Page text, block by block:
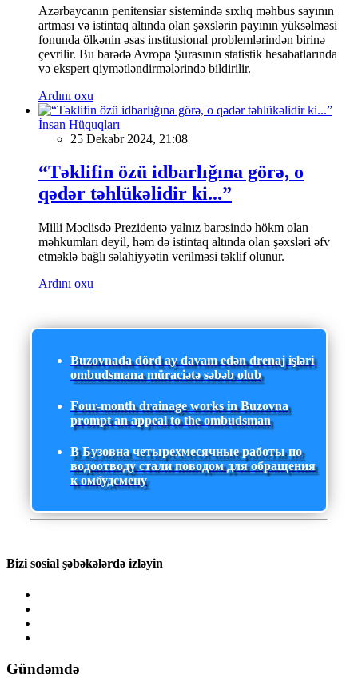
Azərbaycanın penitensiar sistemində sıxlıq məhbus sayının
artması və istintaq altında olan şəxslərin payının yüksəlməsi
fonunda ölkənin əsas institusional problemlərindən birinə
çevrilir. Bu barədə Avropa Şurasının statistik hesabatlarında
və ekspert qiymətləndirmələrində bildirilir.
Ardını oxu
İnsan Hüquqları
25 Dekabr 2024, 21:08
“Təklifin özü idbarlığına görə, o
qədər təhlükəlidir ki...”
Milli Məclisdə Prezidentə yalnız barəsində hökm olan
məhkumları deyil, həm də istintaq altında olan şəxsləri əfv
etməklə bağlı səlahiyyətin verilməsi təklif olunur.
Ardını oxu
Buzovnada dörd ay davam edən drenaj işləri
ombudsmana müraciətə səbəb olub
Four-month drainage works in Buzovna
prompt an appeal to the ombudsman
В Бузовна четырехмесячные работы по
водоотводу стали поводом для обращения
к омбудсмену
Bizi sosial şəbəkələrdə izləyin
Gündəmdə